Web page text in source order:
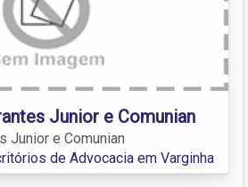
Junior e Comunian
Junior e Comunian
de Advocacia em Varginha